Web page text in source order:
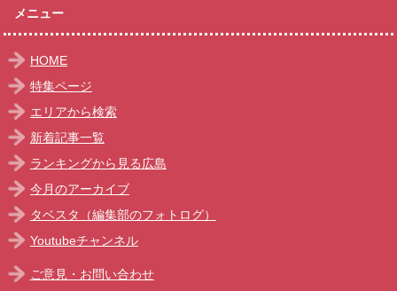
メニュー
HOME
特集ページ
エリアから検索
新着記事一覧
ランキングから見る広島
今月のアーカイブ
タベスタ（編集部のフォトログ）
Youtubeチャンネル
ご意見・お問い合わせ